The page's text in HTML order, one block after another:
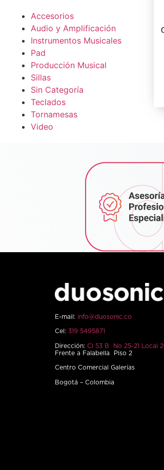
Accesorios
Audio y Amplificación
Instrumentos Musicales
Pad
Producción Musical
Sillas
Sin Categoría
Teclados
Tornamesas
Video
E-mail: info@duosonic.co
Cel: 319 5495871
Dirección: Cl 53 B No 25-21 Local
Frente a Falabella Piso 2
Centro Comercial Galerías
Bogotá – Colombia